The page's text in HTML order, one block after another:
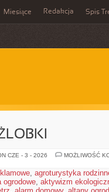
Miesiące Redakcja Spis
CZE - 3 - 2026
MOŻLIWOŚĆ
, agroturystyka
ogrodowe, aktywizm